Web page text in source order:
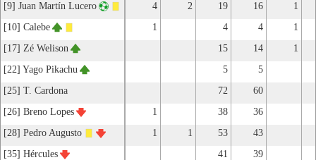
[9] Juan Martín Lucero
4 2 19 16
1
[10] Calebe
1 4 4
1
[17] Zé Welison
15 14
1
[22] Yago Pikachu
5
5
[25] T. Cardona
72
60
[26] Breno Lopes
1 38
36
[28] Pedro Augusto
1 1 53
43
[35] Hércules
41
39